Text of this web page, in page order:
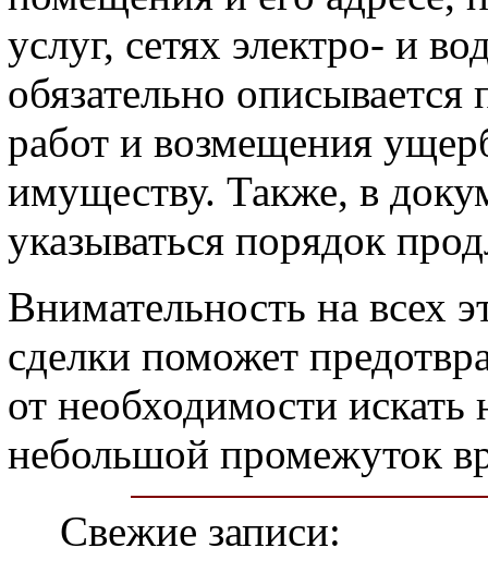
услуг, сетях электро- и
обязательно
работ и возмещения
имуществу. Также, в
указываться порядок
Внимательность на всех
сделки поможет
от необходимости
небольшой промежуток
Свежие записи: